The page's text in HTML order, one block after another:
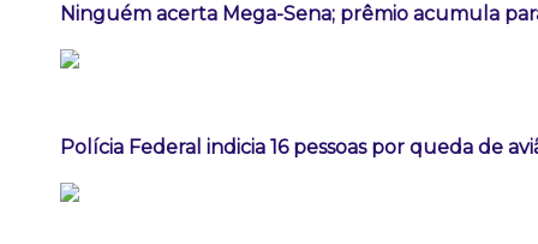
Ninguém acerta Mega-Sena; prêmio acumula
Polícia Federal indicia 16 pessoas por queda de